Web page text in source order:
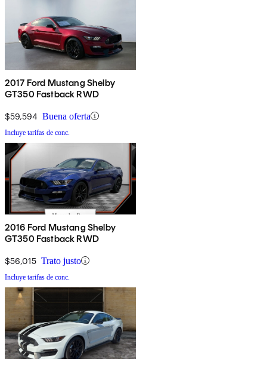
2017 Ford Mustang Shelby
GT350 Fastback RWD
$59,594 Buena oferta
Incluye tarifas de conc.
2016 Ford Mustang Shelby
GT350 Fastback RWD
$56,015 Trato justo
Incluye tarifas de conc.